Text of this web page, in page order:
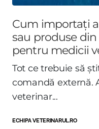
Cum importați
sau produse din
pentru medicii
Tot ce trebuie să
comandă externă.
veterinar...
ECHIPA VETERINARUL.RO